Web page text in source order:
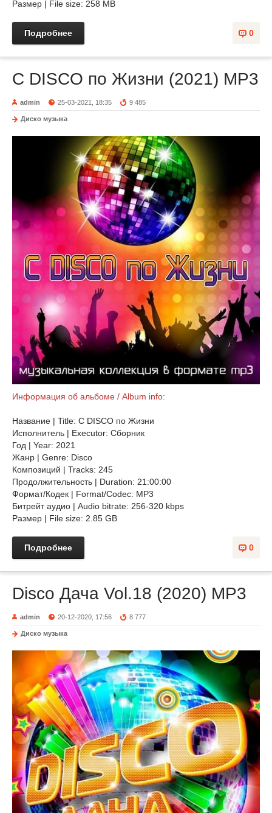
Размер | File size: 258 MB
0
Подробнее
C DISCO по Жизни (2021) MP3
admin 25-03-2021, 18:35 9 485
Диско музыка
Информация об альбоме / Album info:
Название | Title: C DISCO по Жизни
Исполнитель | Executor: Сборник
Год | Year: 2021
Жанр | Genre: Disco
Композиций | Tracks: 245
Продолжительность | Duration: 21:00:00
Формат/Кодек | Format/Codec: MP3
Битрейт аудио | Audio bitrate: 256-320 kbps
Размер | File size: 2.85 GB
0
Подробнее
Disco Дача Vol.18 (2020) MP3
admin 20-12-2020, 17:56 8 777
Диско музыка